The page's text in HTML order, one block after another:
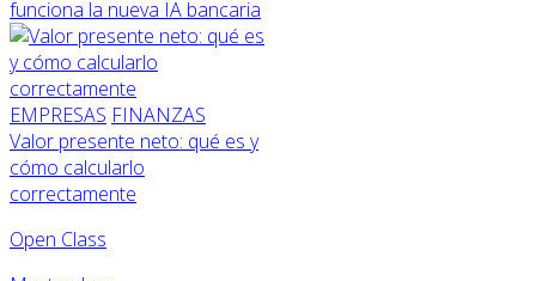
funciona la nueva IA bancaria
EMPRESAS FINANZAS
Valor presente neto: qué es y
cómo calcularlo
correctamente
Open Class